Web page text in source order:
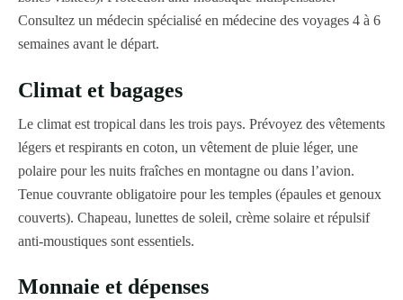
Consultez un médecin spécialisé en médecine des voyages 4 à 6
semaines avant le départ.
Climat et bagages
Le climat est tropical dans les trois pays. Prévoyez des vêtements
légers et respirants en coton, un vêtement de pluie léger, une
polaire pour les nuits fraîches en montagne ou dans l’avion.
Tenue couvrante obligatoire pour les temples (épaules et genoux
couverts). Chapeau, lunettes de soleil, crème solaire et répulsif
anti-moustiques sont essentiels.
Monnaie et dépenses